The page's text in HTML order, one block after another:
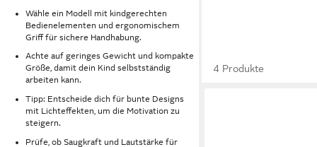
Wähle ein Modell mit kindgerechten
Bedienelementen und ergonomischem
Griff für sichere Handhabung.
Achte auf geringes Gewicht und kompakte
Größe, damit dein Kind selbstständig
arbeiten kann.
Tipp: Entscheide dich für bunte Designs
mit Lichteffekten, um die Motivation zu
steigern.
Prüfe, ob Saugkraft und Lautstärke für
4 Produkte